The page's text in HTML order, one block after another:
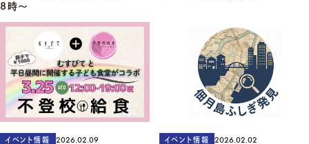
8時～
イベント情報 2026.02.09 イベント情報 2026.02.02